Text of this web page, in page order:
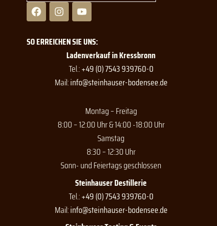
F
a
c
e
b
I
n
s
t
a
m
Y
o
u
t
u
b
e
SO ERREICHEN SIE UNS:
Ladenverkauf in Kressbronn
Tel.:+49 (0) 7543 939760-0
Mail:info@steinhauser-bodensee.de
Montag – Freitag
8:00 – 12:00 Uhr & 14:00 -18:00 Uhr
Samstag
8:30 – 12:30 Uhr
Sonn- und Feiertags geschlossen
Steinhauser Destillerie
Tel.:+49 (0) 7543 939760-0
Mail:info@steinhauser-bodensee.de